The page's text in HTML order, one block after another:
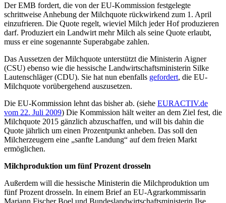
Der EMB fordert, die von der EU-Kommission festgelegte
schrittweise Anhebung der Milchquote rückwirkend zum 1. April
einzufrieren. Die Quote regelt, wieviel Milch jeder Hof produzieren
darf. Produziert ein Landwirt mehr Milch als seine Quote erlaubt,
muss er eine sogenannte Superabgabe zahlen.
Das Aussetzen der Milchquote unterstützt die Ministerin Aigner
(CSU) ebenso wie die hessische Landwirtschaftsministerin Silke
Lautenschläger (CDU). Sie hat nun ebenfalls gefordert, die EU-
Milchquote vorübergehend auszusetzen.
Die EU-Kommission lehnt das bisher ab. (siehe EURACTIV.de
vom 22. Juli 2009) Die Kommission hält weiter an dem Ziel fest, die
Milchquote 2015 gänzlich abzuschaffen, und will bis dahin die
Quote jährlich um einen Prozentpunkt anheben. Das soll den
Milcherzeugern eine „sanfte Landung“ auf dem freien Markt
ermöglichen.
Milchproduktion um fünf Prozent drosseln
Außerdem will die hessische Ministerin die Milchproduktion um
fünf Prozent drosseln. In einem Brief an EU-Agrarkommissarin
Mariann Fischer Boel und Bundeslandwirtschaftsministerin Ilse